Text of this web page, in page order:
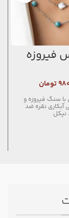
فیروزه
تومان
سنگ فیروزه و
آبکاری نقره ضد